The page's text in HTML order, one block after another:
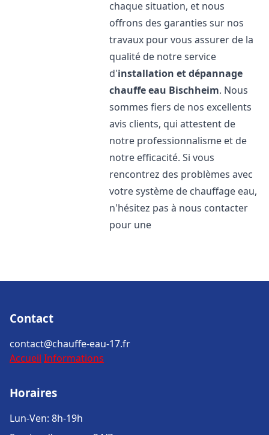
chaque situation, et nous
offrons des garanties sur nos
travaux pour vous assurer de la
qualité de notre service
d'installation et dépannage
chauffe eau Bischheim. Nous
sommes fiers de nos excellents
avis clients, qui attestent de
notre professionnalisme et de
notre efficacité. Si vous
rencontrez des problèmes avec
votre système de chauffage eau,
n'hésitez pas à nous contacter
pour une
Contact
contact@chauffe-eau-17.fr
Accueil Informations
Horaires
Lun-Ven: 8h-19h